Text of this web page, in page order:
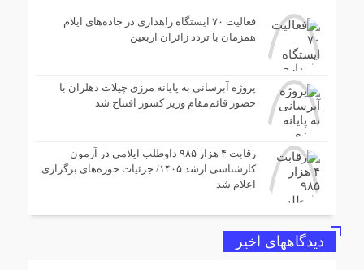
مرگ دومین مادر ایلامی در یک ماه آیا نظام سلامت هزینه
فرزند آوری را از جان مادران میگیرد؟
آمادگی کامل راهداری ایلام برای خدمات‌رسانی به زائران
مراسم وداع با رهبر شهید
فعالیت ۷۰ ایستگاه راهداری در جاده‌های ایلام
همزمان با تردد زائران اربعین
پروژه آبرسانی به پایانه مرزی چیلات دهلران با
حضور قائم‌مقام وزیر کشور افتتاح شد
رقابت ۴ هزار ۹۸۵ داوطلب ایلامی در آزمون
کارشناسی ارشد ۱۴۰۵/ جزئیات حوزه‌های برگزاری
اعلام شد
دیدگاههای اخیر